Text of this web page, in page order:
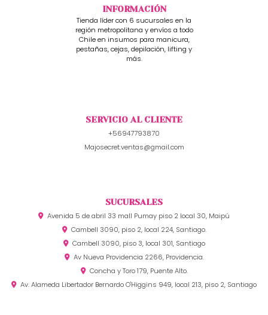
INFORMACIÓN
Tienda líder con 6 sucursales en la
región metropolitana y envíos a todo
Chile en insumos para manicura,
pestañas, cejas, depilación, lifting y
más.
SERVICIO AL CLIENTE
+56947793870
Majosecret.ventas@gmail.com
SUCURSALES
Avenida 5 de abril 33 mall Pumay piso 2 local 30, Maipú
Cambell 3090, piso 2, local 224, Santiago.
Cambell 3090, piso 3, local 301, Santiago
Av Nueva Providencia 2266, Providencia.
Concha y Toro 179, Puente Alto.
Av. Alameda Libertador Bernardo O'Higgins 949, local 213, piso 2, Santiago